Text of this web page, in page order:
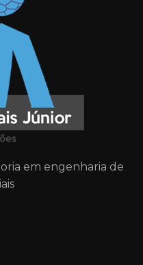
em engenharia de